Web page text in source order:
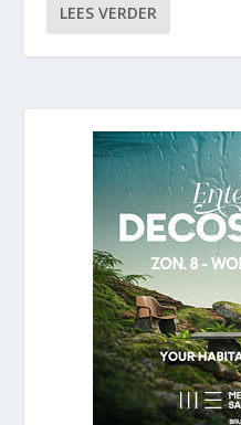
LEES VERDER